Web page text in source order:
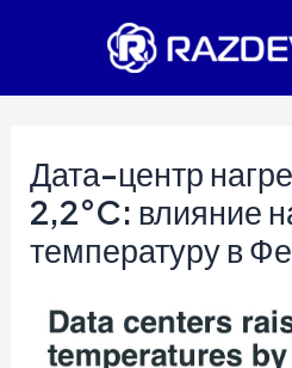
Дата-центр
2,2°C: влияние
температуру в